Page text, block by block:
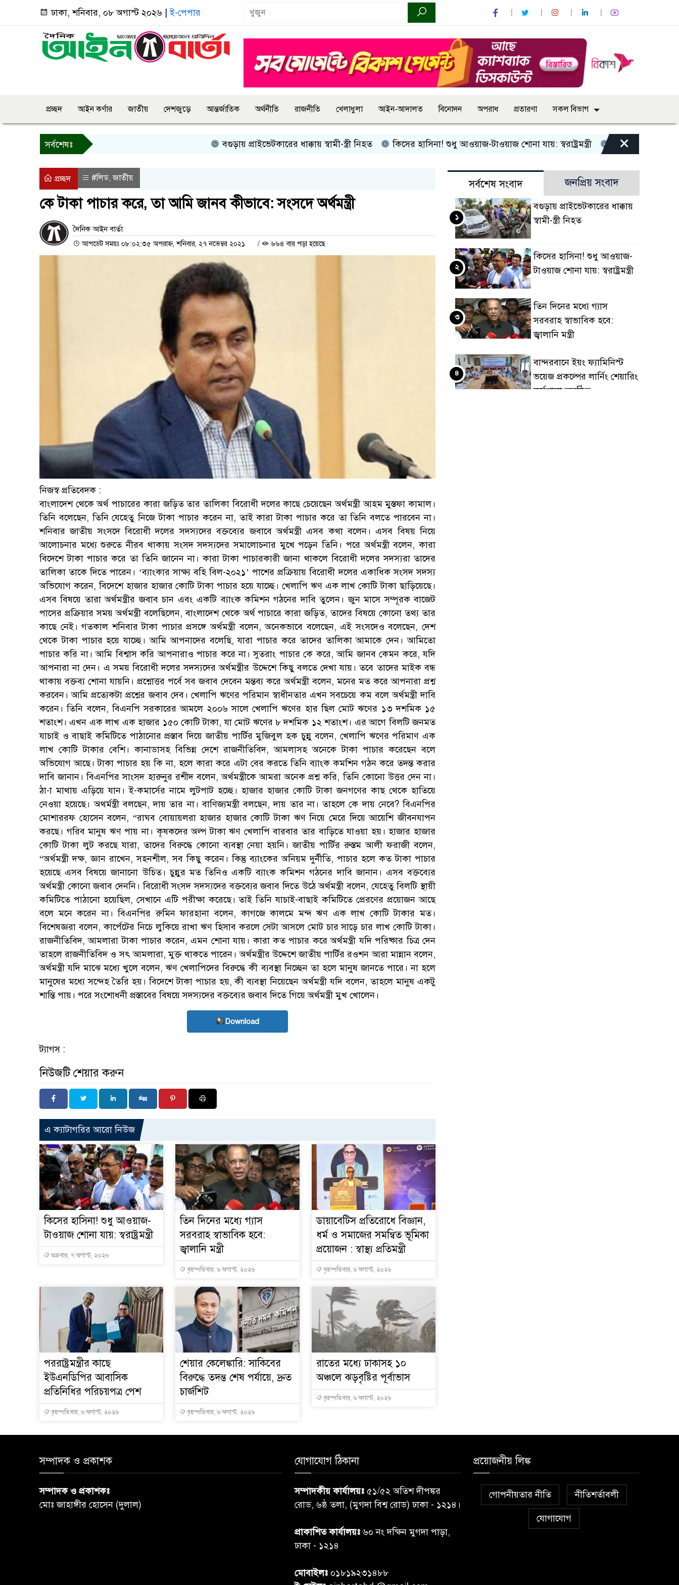
ঢাকা, শনিবার, ০৮ অগাস্ট ২০২৬ |ই-পেপার
প্রচ্ছদ আইন কর্ণার জাতীয় দেশজুড়ে আন্তর্জাতিক অর্থনীতি রাজনীতি খেলাধুলা আইন-আদালত বিনোদন অপরাধ প্রতারণা সকল বিভাগ
সর্বশেষঃ বগুড়ায় প্রাইভেটকারের ধাক্কায় স্বামী-স্ত্রী নিহত কিসের হাসিনা! শুধু আওয়াজ-টাওয়াজ শোনা যায়: স্বরাষ্ট্রমন্ত্রী তিন দিনের মধ্যে গ্যাস
×
প্রচ্ছদ #লিড,জাতীয়
কে টাকা পাচার করে, তা আমি জানব কীভাবে: সংসদে অর্থমন্ত্রী
দৈনিক আইন বার্তা
আপডেট সময়ঃ ০৮:০২:৩৫ অপরাহ্ন, শনিবার, ২৭ নভেম্বর ২০২১ / ৬৬৪ বার পড়া হয়েছে
নিজস্ব প্রতিবেদক :
বাংলাদেশ থেকে অর্থ পাচারের কারা জড়িত তার তালিকা বিরোধী দলের কাছে চেয়েছেন অর্থমন্ত্রী আহম মুস্তফা কামাল।
তিনি বলেছেন, তিনি যেহেতু নিজে টাকা পাচার করেন না, তাই কারা টাকা পাচার করে তা তিনি বলতে পারবেন না।
শনিবার জাতীয় সংসদে বিরোধী দলের সদস্যদের বক্তব্যের জবাবে অর্থমন্ত্রী এসব কথা বলেন। এসব বিষয় নিয়ে
আলোচনার মধ্যে শুরুতে নীরব থাকায় সংসদ সদস্যদের সমালোচনার মুখে পড়েন তিনি। পরে অর্থমন্ত্রী বলেন, কারা
বিদেশে টাকা পাচার করে তা তিনি জানেন না। কারা টাকা পাচারকারী জানা থাকলে বিরোধী দলের সদস্যরা তাদের
তালিকা তাকে দিতে পারেন। ‘ব্যাংকার সাক্ষ্য বহি বিল-২০২১’ পাশের প্রক্রিয়ায় বিরোধী দলের একাধিক সংসদ সদস্য
অভিযোগ করেন, বিদেশে হাজার হাজার কোটি টাকা পাচার হয়ে যাচ্ছে। খেলাপি ঋণ এক লাখ কোটি টাকা ছাড়িয়েছে।
এসব বিষয়ে তারা অর্থমন্ত্রীর জবাব চান এবং একটি ব্যাংক কমিশন গঠনের দাবি তুলেন। জুন মাসে সম্পূরক বাজেট
পাসের প্রক্রিয়ার সময় অর্থমন্ত্রী বলেছিলেন, বাংলাদেশ থেকে অর্থ পাচারে কারা জড়িত, তাদের বিষয়ে কোনো তথ্য তার
কাছে নেই। গতকাল শনিবার টাকা পাচার প্রসঙ্গে অর্থমন্ত্রী বলেন, অনেকভাবে বলেছেন, এই সংসদেও বলেছেন, দেশ
থেকে টাকা পাচার হয়ে যাচ্ছে। আমি আপনাদের বলেছি, যারা পাচার করে তাদের তালিকা আমাকে দেন। আমিতো
পাচার করি না। আমি বিশ্বাস করি আপনারাও পাচার করে না। সুতরাং পাচার কে করে, আমি জানব কেমন করে, যদি
আপনারা না দেন। এ সময় বিরোধী দলের সদস্যদের অর্থমন্ত্রীর উদ্দেশে কিছু বলতে দেখা যায়। তবে তাদের মাইক বন্ধ
থাকায় বক্তব্য শোনা যায়নি। প্রশ্নোত্তর পর্বে সব জবাব দেবেন মন্তব্য করে অর্থমন্ত্রী বলেন, মনের মত করে আপনারা প্রশ্ন
করবেন। আমি প্রত্যেকটা প্রশ্নের জবাব দেব। খেলাপি ঋণের পরিমান স্বাধীনতার এখন সবচেয়ে কম বলে অর্থমন্ত্রী দাবি
করেন। তিনি বলেন, বিএনপি সরকারের আমলে ২০০৬ সালে খেলাপি ঋণের হার ছিল মোট ঋণের ১৩ দশমিক ১৫
শতাংশ। এখন এক লাখ এক হাজার ১৫০ কোটি টাকা, যা মোট ঋণের ৮ দশমিক ১২ শতাংশ। এর আগে বিলটি জনমত
যাচাই ও বাছাই কমিটিতে পাঠানোর প্রস্তাব দিয়ে জাতীয় পার্টির মুজিবুল হক চুন্নু বলেন, খেলাপি ঋণের পরিমাণ এক
লাখ কোটি টাকার বেশি। কানাডাসহ বিভিন্ন দেশে রাজনীতিবিদ, আমলাসহ অনেকে টাকা পাচার করেছেন বলে
অভিযোগ আছে। টাকা পাচার হয় কি না, হলে কারা করে এটা বের করতে তিনি ব্যাংক কমশিন গঠন করে তদন্ত করার
দাবি জানান। বিএনপির সাংসদ হারুনুর রশীদ বলেন, অর্থমন্ত্রীকে আমরা অনেক প্রশ্ন করি, তিনি কোনো উত্তর দেন না।
ঠা-া মাথায় এড়িয়ে যান। ই-কমার্সের নামে লুটপাট হচ্ছে। হাজার হাজার কোটি টাকা জনগণের কাছ থেকে হাতিয়ে
নেওয়া হয়েছে। অথর্মন্ত্রী বলছেন, দায় তার না। বাণিজ্যমন্ত্রী বলছেন, দায় তার না। তাহলে কে দায় নেবে? বিএনপির
মোশাররফ হোসেন বলেন, “রাঘব বোয়ায়লরা হাজার হাজার কোটি টাকা ঋণ নিয়ে মেরে দিয়ে আয়েশি জীবনযাপন
করছে। গরিব মানুষ ঋণ পায় না। কৃষকদের অল্প টাকা ঋণ খেলাপি বারবার তার বাড়িতে যাওয়া হয়। হাজার হাজার
কোটি টাকা লুট করছে যারা, তাদের বিরুদ্ধে কোনো ব্যবস্থা নেয়া হয়নি। জাতীয় পার্টির রুস্তম আলী ফরাজী বলেন,
“অর্থমন্ত্রী দক্ষ, জ্ঞান রাখেন, সহনশীল, সব কিছু করেন। কিন্তু ব্যাংকের অনিয়ম দুর্নীতি, পাচার হলে কত টাকা পাচার
হয়েছে এসব বিষয়ে জানানো উচিত। চুন্নুর মত তিনিও একটি ব্যাংক কমিশন গঠনের দাবি জানান। এসব বক্তব্যের
অর্থমন্ত্রী কোনো জবাব দেননি। বিরোধী সংসদ সদস্যদের বক্তব্যের জবাব দিতে উঠে অর্থমন্ত্রী বলেন, যেহেতু বিলটি স্থায়ী
কমিটিতে পাঠানো হয়েছিল, সেখানে এটি পরীক্ষা করেছে। তাই তিনি যাচাই-বাছাই কমিটিতে প্রেরণের প্রয়োজন আছে
বলে মনে করেন না। বিএনপির রুমিন ফারহানা বলেন, কাগজে কালমে মন্দ ঋণ এক লাখ কোটি টাকার মত।
বিশেষজ্ঞরা বলেন, কার্পেটের নিচে লুকিয়ে রাখা ঋণ হিসাব করলে সেটা আসলে মোট চার সাড়ে চার লাখ কোটি টাকা।
রাজনীতিবিদ, আমলারা টাকা পাচার করেন, এমন শোনা যায়। কারা কত পাচার করে অর্থমন্ত্রী যদি পরিষ্কার চিত্র দেন
তাহলে রাজনীতিবিদ ও সৎ আমলারা, মুক্ত থাকতে পারেন। অর্থমন্ত্রীর উদ্দেশে জাতীয় পার্টির রওশন আরা মান্নান বলেন,
অর্থমন্ত্রী যদি মাঝে মধ্যে খুলে বলেন, ঋণ খেলাপিদের বিরুদ্ধে কী ব্যবস্থা নিচ্ছেন তা হলে মানুষ জানতে পারে। না হলে
মানুষের মধ্যে সন্দেহ তৈরি হয়। বিদেশে টাকা পাচার হয়, কী ব্যবস্থা নিয়েছেন অর্থমন্ত্রী যদি বলেন, তাহলে মানুষ একটু
শান্তি পায়। পরে সংশোধনী প্রস্তাবের বিষয়ে সদস্যদের বক্তব্যের জবাব দিতে গিয়ে অর্থমন্ত্রী মুখ খোলেন।
Download
ট্যাগস :
নিউজটি শেয়ার করুন
এ ক্যাটাগরির আরো নিউজ
কিসের হাসিনা! শুধু আওয়াজ-
টাওয়াজ শোনা যায়: স্বরাষ্ট্রমন্ত্রী
শুক্রবার, ৭ অগাস্ট, ২০২৬
তিন দিনের মধ্যে গ্যাস
সরবরাহ স্বাভাবিক হবে:
জ্বালানি মন্ত্রী
বৃহস্পতিবার, ৬ অগাস্ট, ২০২৬
ডায়াবেটিস প্রতিরোধে বিজ্ঞান,
ধর্ম ও সমাজের সমন্বিত ভূমিকা
প্রয়োজন : স্বাস্থ্য প্রতিমন্ত্রী
বৃহস্পতিবার, ৬ অগাস্ট, ২০২৬
পররাষ্ট্রমন্ত্রীর কা‌ছে
ইউএনডিপির আবাসিক
প্রতিনিধির পরিচয়পত্র পেশ
বৃহস্পতিবার, ৬ অগাস্ট, ২০২৬
শেয়ার কেলেঙ্কারি: সাকিবের
বিরুদ্ধে তদন্ত শেষ পর্যায়ে, দ্রুত
চার্জশিট
বৃহস্পতিবার, ৬ অগাস্ট, ২০২৬
রাতের মধ্যে ঢাকাসহ ১০
অঞ্চলে ঝড়বৃষ্টির পূর্বাভাস
বৃহস্পতিবার, ৬ অগাস্ট, ২০২৬
সর্বশেষ সংবাদ জনপ্রিয় সংবাদ
বগুড়ায় প্রাইভেটকারের ধাক্কায়
স্বামী-স্ত্রী নিহত
১
কিসের হাসিনা! শুধু আওয়াজ-
টাওয়াজ শোনা যায়: স্বরাষ্ট্রমন্ত্রী
২
তিন দিনের মধ্যে গ্যাস
সরবরাহ স্বাভাবিক হবে:
জ্বালানি মন্ত্রী
৩
বান্দরবানে ইয়ং ফ্যামিনিস্ট
ভয়েজ প্রকল্পের লার্নিং শেয়ারিং
কর্মশালা অনুষ্ঠিত
৪
সম্পাদক ও প্রকাশক
সম্পাদক ও প্রকাশকঃ
মোঃ জাহাঙ্গীর হোসেন (দুলাল)
যোগাযোগ ঠিকানা
সম্পাদকীয় কার্যালয়ঃ ৫১/৫২ অতিশ দীপঙ্কর
রোড, ৬ষ্ঠ তলা, (মুগদা বিশ্ব রোড) ঢাকা - ১২১৪।
প্রাকাশিত কার্যালয়ঃ৬০ নং দক্ষিন মুগদা পাড়া,
ঢাকা - ১২১৪
মোবাইলঃ ০১৮১৯২৩১৪৮৮
প্রয়োজনীয় লিঙ্ক
গোপনীয়তার নীতি নীতিশর্তাবলী
যোগাযোগ